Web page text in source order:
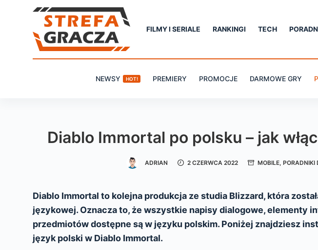
FILMY I SERIALE RANKINGI TECH
NEWSY HOT! PREMIERY PROMOCJE DARMOWE GRY
Diablo Immortal po polsku – jak
ADRIAN 2 CZERWCA 2022 MOBILE,PORADNIKI
Diablo Immortal to kolejna produkcja ze studia Blizzard, która
językowej. Oznacza to, że wszystkie napisy dialogowe, elementy
przedmiotów dostępne są w języku polskim. Poniżej znajdziesz
język polski w Diablo Immortal.